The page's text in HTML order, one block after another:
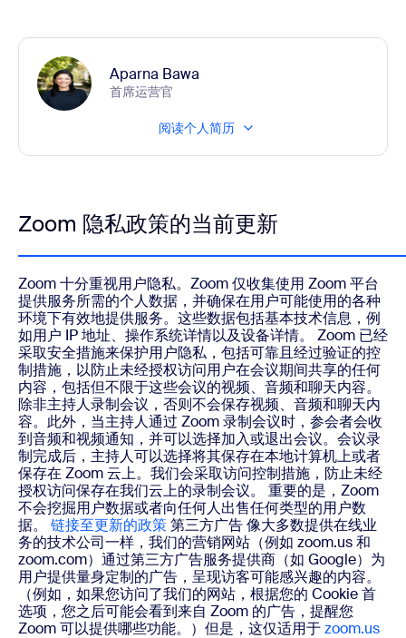
Aparna Bawa
首席运营官
阅读个人简历
Zoom 隐私政策的当前更新
Zoom 十分重视用户隐私。Zoom 仅收集使用 Zoom 平台
提供服务所需的个人数据，并确保在用户可能使用的各种
环境下有效地提供服务。这些数据包括基本技术信息，例
如用户 IP 地址、操作系统详情以及设备详情。 Zoom 已经
采取安全措施来保护用户隐私，包括可靠且经过验证的控
制措施，以防止未经授权访问用户在会议期间共享的任何
内容，包括但不限于这些会议的视频、音频和聊天内容。
除非主持人录制会议，否则不会保存视频、音频和聊天内
容。此外，当主持人通过 Zoom 录制会议时，参会者会收
到音频和视频通知，并可以选择加入或退出会议。会议录
制完成后，主持人可以选择将其保存在本地计算机上或者
保存在 Zoom 云上。我们会采取访问控制措施，防止未经
授权访问保存在我们云上的录制会议。 重要的是，Zoom
不会挖掘用户数据或者向任何人出售任何类型的用户数
据。 链接至更新的政策第三方广告 像大多数提供在线业
务的技术公司一样，我们的营销网站（例如 zoom.us 和
zoom.com）通过第三方广告服务提供商（如 Google）为
用户提供量身定制的广告，呈现访客可能感兴趣的内容。
（例如，如果您访问了我们的网站，根据您的 Cookie 首
选项，您之后可能会看到来自 Zoom 的广告，提醒您
Zoom 可以提供哪些功能。）但是，这仅适用于zoom.us